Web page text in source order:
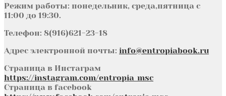
Режим работы: понедельник, среда,пятница с
11:00 до 19:30.
Телефон: 8(916)621-23-18
Адрес электронной почты: info@entropiabook.ru
Страница в Инстаграм
https://instagram.com/entropia_msc
Страница в facebook